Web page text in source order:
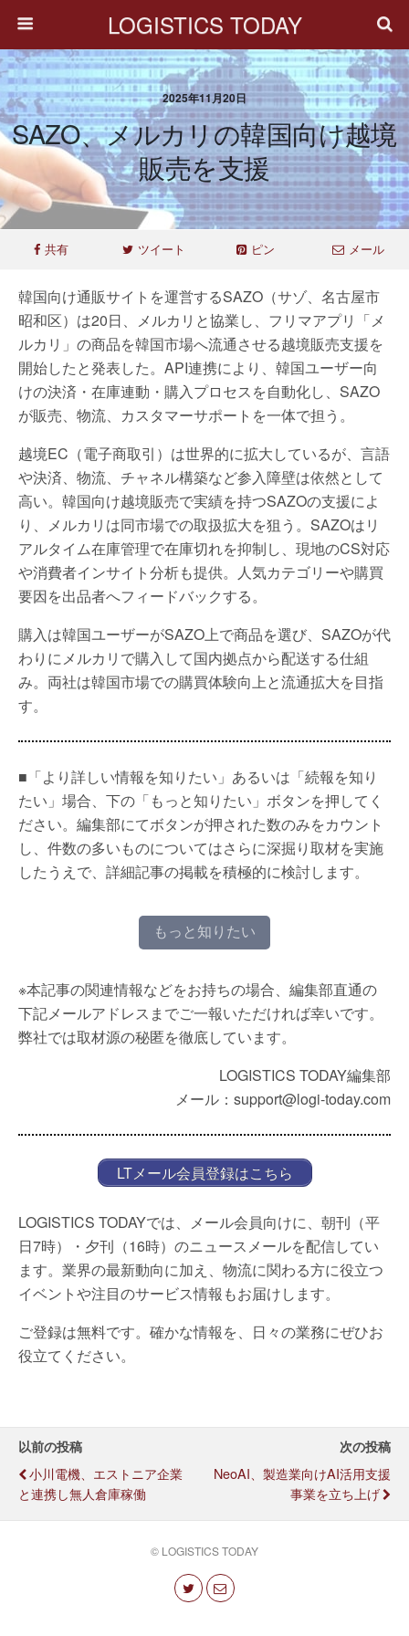
LOGISTICS TODAY
2025年11月20日
SAZO、メルカリの韓国向け越境
販売を支援
共有 ツイート ピン メール
韓国向け通販サイトを運営するSAZO（サゾ、名古屋市
昭和区）は20日、メルカリと協業し、フリマアプリ「メ
ルカリ」の商品を韓国市場へ流通させる越境販売支援を
開始したと発表した。API連携により、韓国ユーザー向
けの決済・在庫連動・購入プロセスを自動化し、SAZO
が販売、物流、カスタマーサポートを一体で担う。
越境EC（電子商取引）は世界的に拡大しているが、言語
や決済、物流、チャネル構築など参入障壁は依然として
高い。韓国向け越境販売で実績を持つSAZOの支援によ
り、メルカリは同市場での取扱拡大を狙う。SAZOはリ
アルタイム在庫管理で在庫切れを抑制し、現地のCS対応
や消費者インサイト分析も提供。人気カテゴリーや購買
要因を出品者へフィードバックする。
購入は韓国ユーザーがSAZO上で商品を選び、SAZOが代
わりにメルカリで購入して国内拠点から配送する仕組
み。両社は韓国市場での購買体験向上と流通拡大を目指
す。
■「より詳しい情報を知りたい」あるいは「続報を知り
たい」場合、下の「もっと知りたい」ボタンを押してく
ださい。編集部にてボタンが押された数のみをカウント
し、件数の多いものについてはさらに深掘り取材を実施
したうえで、詳細記事の掲載を積極的に検討します。
もっと知りたい
※本記事の関連情報などをお持ちの場合、編集部直通の
下記メールアドレスまでご一報いただければ幸いです。
弊社では取材源の秘匿を徹底しています。
LOGISTICS TODAY編集部
メール：support@logi-today.com
LTメール会員登録はこちら
LOGISTICS TODAYでは、メール会員向けに、朝刊（平
日7時）・夕刊（16時）のニュースメールを配信してい
ます。業界の最新動向に加え、物流に関わる方に役立つ
イベントや注目のサービス情報もお届けします。
ご登録は無料です。確かな情報を、日々の業務にぜひお
役立てください。
以前の投稿
小川電機、エストニア企業
と連携し無人倉庫稼働
次の投稿
NeoAI、製造業向けAI活用支援
事業を立ち上げ
© LOGISTICS TODAY